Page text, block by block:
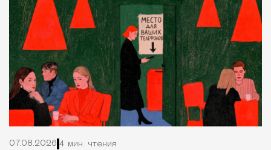
07.08.2026 4 мин. чтения